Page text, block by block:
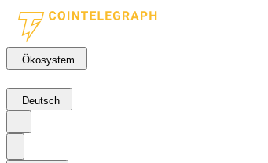
Ökosystem
Deutsch